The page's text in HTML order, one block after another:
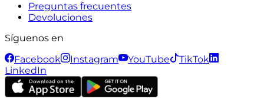
Preguntas frecuentes
Devoluciones
Síguenos en
Facebook
Instagram YouTube
TikTok
LinkedIn